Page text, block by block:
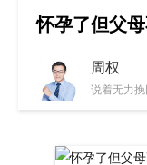
怀孕了但父
周权
说着无力